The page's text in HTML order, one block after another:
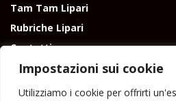
Impostazioni sui cookie
Utilizziamo i cookie per offrirti
Tam Tam Lipari
Rubriche Lipari
Contatti